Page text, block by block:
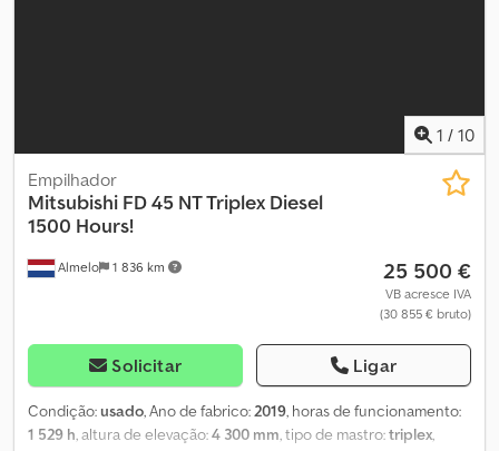
1 / 10
Almelo 1 836 km
Empilhador
Mitsubishi FD 45 NT Triplex Diesel
1500 Hours!
25 500 €
VB acresce IVA
(30 855 € bruto)
Solicitar Ligar
Condição:usado, Ano de fabrico:2019, horas de funcionamento:
1 529 h, altura de elevação:4 300 mm, tipo de mastro:triplex,